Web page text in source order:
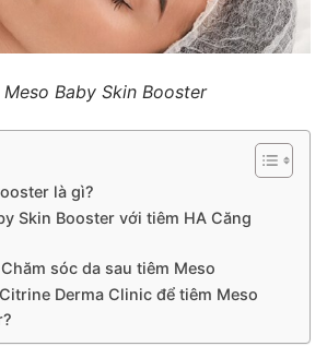
Meso Baby Skin Booster
là gì?
Skin Booster với tiêm HA Căng
sóc da sau tiêm Meso
Derma Clinic để tiêm Meso